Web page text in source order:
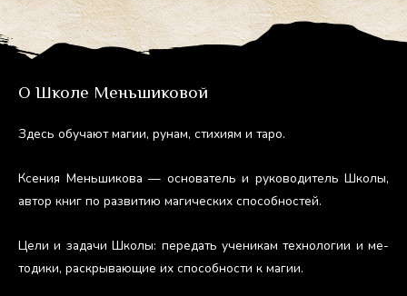
О Школе Меньшиковой
Здесь обу­ча­ют ма­гии, ру­нам, сти­хи­ям и та­ро.
Ксе­ния Мень­ши­кова — ос­но­ватель и ру­ково­дитель Шко­лы,
ав­тор книг по раз­ви­тию ма­гичес­ких спо­соб­ностей.
Це­ли и за­дачи Шко­лы: пе­редать уче­никам тех­но­логии и ме­
тоди­ки, рас­кры­ва­ющие их спо­соб­ности к ма­гии.